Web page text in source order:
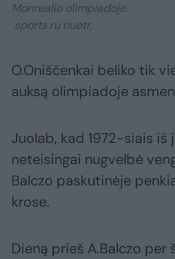
Monrealio olimpiadoje.
sports.ru nuotr.
O.Oniščenkai beliko tik
auksą olimpiadoje
Juolab, kad 1972-siais iš
neteisingai nugvelbė
Balczo paskutinėje
krose.
Dieną prieš A.Balczo